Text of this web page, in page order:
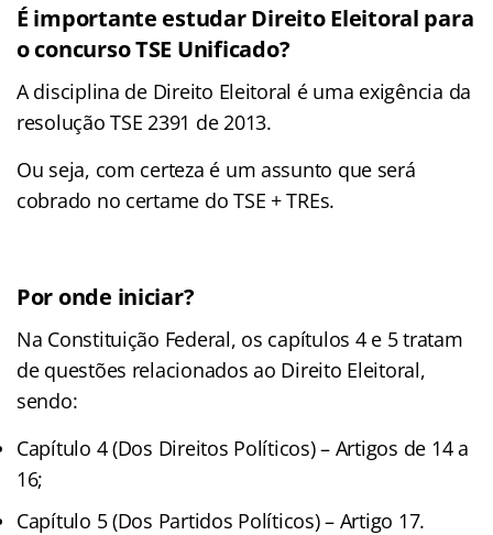
É importante estudar Direito Eleitoral para
o concurso TSE Unificado?
A disciplina de Direito Eleitoral é uma exigência da
resolução TSE 2391 de 2013.
Ou seja, com certeza é um assunto que será
cobrado no certame do TSE + TREs.
Por onde iniciar?
Na Constituição Federal, os capítulos 4 e 5 tratam
de questões relacionados ao Direito Eleitoral,
sendo:
Capítulo 4 (Dos Direitos Políticos) – Artigos de 14 a
16;
Capítulo 5 (Dos Partidos Políticos) – Artigo 17.